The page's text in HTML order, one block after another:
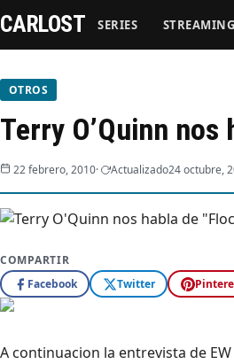
Series
Streaming
Videos
Webisodios
CARLOST SERIES STREAMING
OTROS
Terry O’Quinn nos
22 febrero, 2010 Actualizado24 octubre,
COMPARTIR
Facebook
Twitter
A continuacion la entrevista de